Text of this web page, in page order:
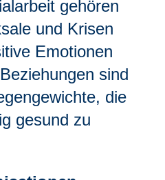
gehören
und Krisen
Emotionen
sind
die
gesund zu